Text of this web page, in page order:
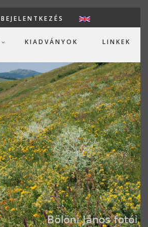
USER
BEJELENTKEZÉS
KIADVÁNYOK LINKEK